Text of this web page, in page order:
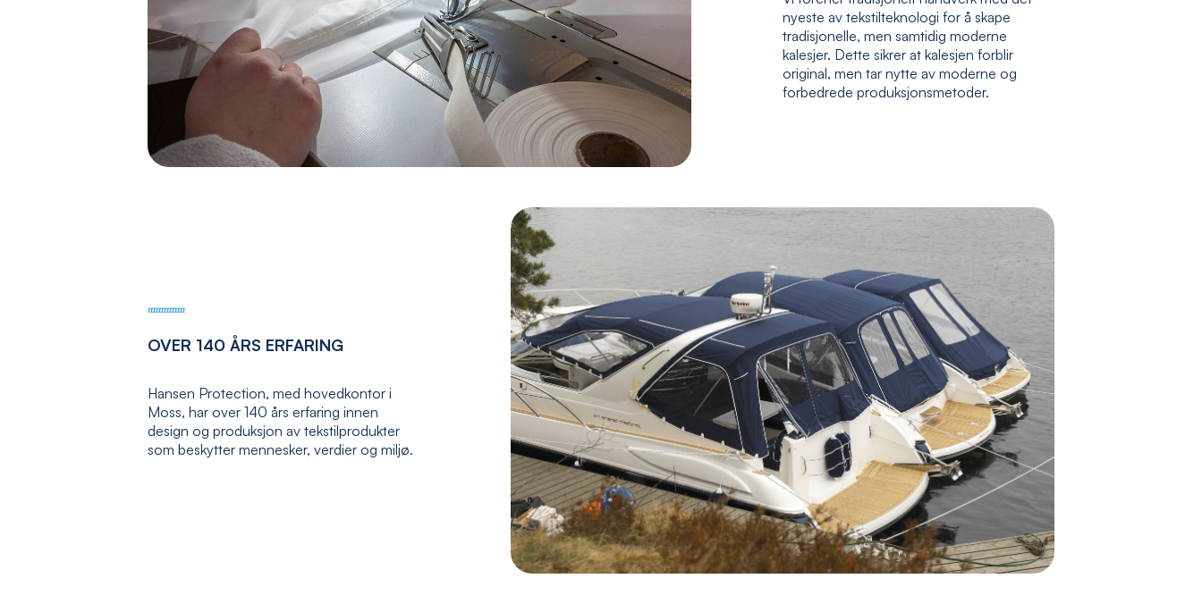
nyeste av tekstilteknologi for å skape
tradisjonelle, men samtidig moderne
kalesjer. Dette sikrer at kalesjen forblir
original, men tar nytte av moderne og
forbedrede produksjonsmetoder.
OVER 140 ÅRS ERFARING
Hansen Protection, med hovedkontor i
Moss, har over 140 års erfaring innen
design og produksjon av tekstilprodukter
som beskytter mennesker, verdier og miljø.